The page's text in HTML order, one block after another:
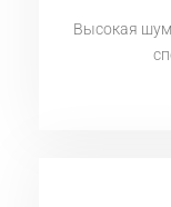
Высокая